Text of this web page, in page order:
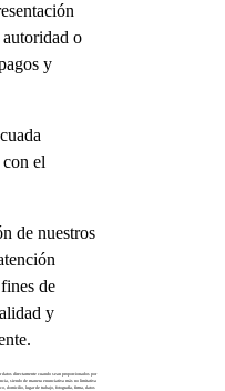
o
y
el
de nuestros
de
y
datos directamente cuando sean proporcionados por
siendo de manera enunciativa más no limitativa
domicilio, lugar de trabajo, fotografía, firma, datos